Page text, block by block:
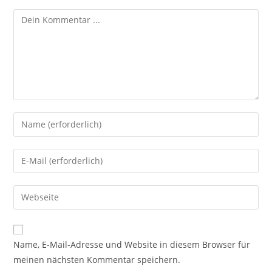
Name, E-Mail-Adresse und Website in diesem Browser für
meinen nächsten Kommentar speichern.